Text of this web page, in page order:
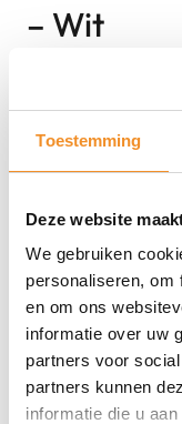
Toestemming
Deze website
We gebruiken
personaliseren, om
en om ons
informatie over uw
partners voor
partners kunnen
informatie die u
– Wit
De Samsung
biedt
bescherming in
display aan de
beschermt je
vuil. Binnenin is
extra praktisch
geeft je toestel een
Sterke punten